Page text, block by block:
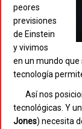
peores
previsiones
de Einstein
y vivimos
en un mundo que
tecnología
Así nos
tecnológicas. Y
Jones) necesita